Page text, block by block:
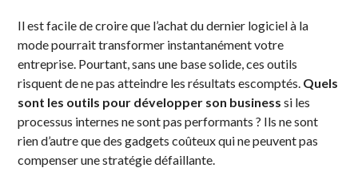
Il est facile de croire que l’achat du dernier logiciel à la
mode pourrait transformer instantanément votre
entreprise. Pourtant, sans une base solide, ces outils
risquent de ne pas atteindre les résultats escomptés. Quels
sont les outils pour développer son business si les
processus internes ne sont pas performants ? Ils ne sont
rien d’autre que des gadgets coûteux qui ne peuvent pas
compenser une stratégie défaillante.